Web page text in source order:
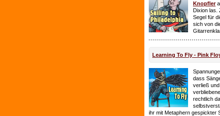
Knopfler
Dixion las.
Segel für
sich von
Learning To Fly - Pink
dass
verließ
rechtlich
ihr mit Metaphern gespickter